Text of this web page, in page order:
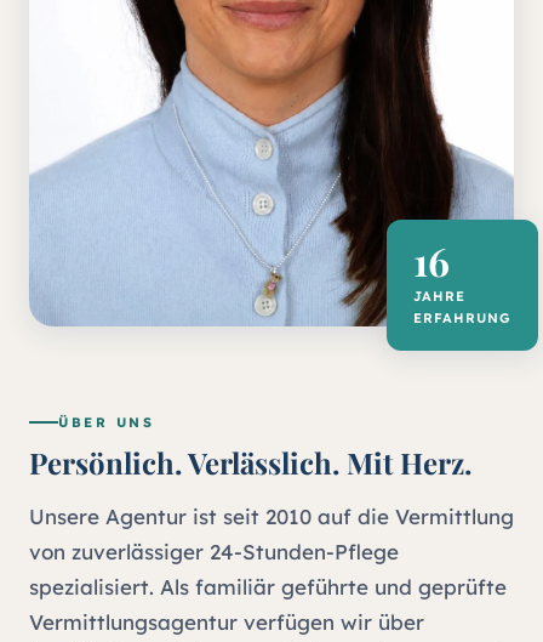
16
JAHRE
ERFAHRUNG
ÜBER UNS
Persönlich. Verlässlich. Mit Herz.
Unsere Agentur ist seit 2010 auf die Vermittlung
von zuverlässiger 24-Stunden-Pflege
spezialisiert. Als familiär geführte und geprüfte
Vermittlungsagentur verfügen wir über